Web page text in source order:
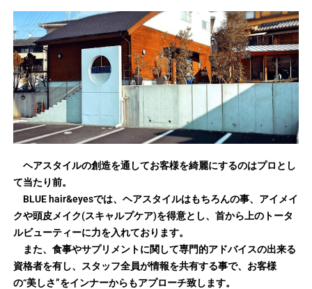
ヘアスタイルの創造を通してお客様を綺麗にするのはプロとし
て当たり前。
BLUE hair&eyesでは、ヘアスタイルはもちろんの事、アイメイ
クや頭皮メイク(スキャルプケア)を得意とし、首から上のトータ
ルビューティーに力を入れております。
また、食事やサプリメントに関して専門的アドバイスの出来る
資格者を有し、スタッフ全員が情報を共有する事で、お客様
の“美しさ”をインナーからもアプローチ致します。